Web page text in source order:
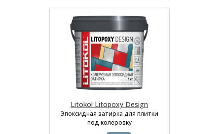
Litokol Litopoxy Design
Эпоксидная затирка для плитки
под колеровку